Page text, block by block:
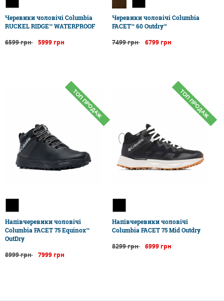
Черевики чоловічі Columbia
RUCKEL RIDGE™ WATERPROOF
6599 грн 5999 грн
Черевики чоловічі Columbia
FACET™ 60 Outdry™
7499 грн 6799 грн
ТОП ПРОДАЖ
Напівчеревики чоловічі
Columbia FACET 75 Equinox™
OutDry
8999 грн 7999 грн
ТОП ПРОДАЖ
Напівчеревики чоловічі
Columbia FACET 75 Mid Outdry
8299 грн 6999 грн